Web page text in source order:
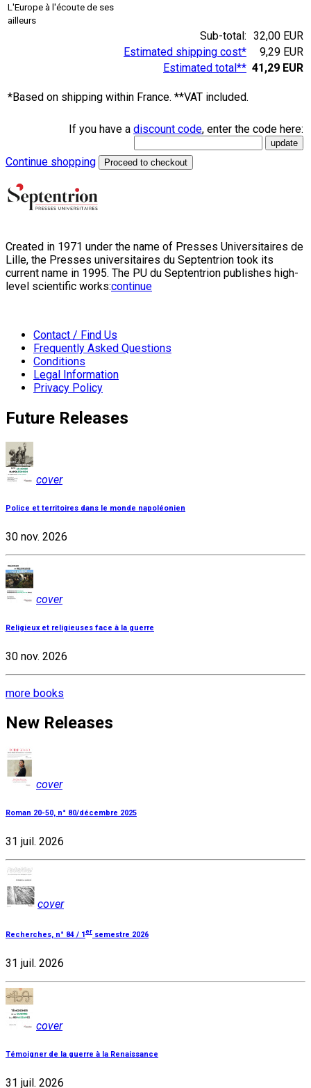
L'Europe à l'écoute de ses
ailleurs
Sub-total: 32,00 EUR
Estimated shipping cost*
9,29 EUR
Estimated total** 41,29 EUR
*Based on shipping within France. **VAT included.
If you have a discount code, enter the code here:
Continue shopping Proceed to checkout
Created in 1971 under the name of Presses Universitaires de
Lille, the Presses universitaires du Septentrion took its
current name in 1995. The PU du Septentrion publishes high-
level scientific works:continue
Contact / Find Us
Frequently Asked Questions
Conditions
Legal Information
Privacy Policy
Future Releases
cover
Police et territoires dans le monde napoléonien
30 nov. 2026
cover
Religieux et religieuses face à la guerre
30 nov. 2026
more books
New Releases
cover
Roman 20-50, n° 80/décembre 2025
31 juil. 2026
cover
Recherches, n° 84 / 1er semestre 2026
31 juil. 2026
cover
Témoigner de la guerre à la Renaissance
31 juil. 2026